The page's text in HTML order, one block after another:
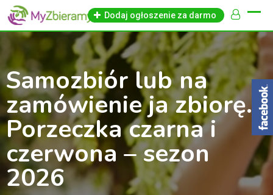
Skip
Dodaj ogłoszenie za darmo
Samozbiór lub na
zamówienie ja zbiorę.
Porzeczka czarna i
czerwona – sezon
2026